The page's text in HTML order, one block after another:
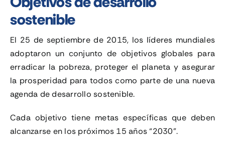
sostenible
El 25 de septiembre de 2015, los líderes mundiales
adoptaron un conjunto de objetivos globales para
erradicar la pobreza, proteger el planeta y asegurar
la prosperidad para todos como parte de una nueva
agenda de desarrollo sostenible.
Cada objetivo tiene metas específicas que deben
alcanzarse en los próximos 15 años “2030”.